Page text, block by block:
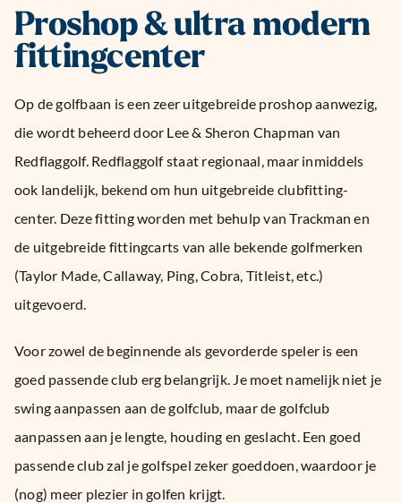
Proshop & ultra modern
fittingcenter
Op de golfbaan is een zeer uitgebreide proshop aanwezig,
die wordt beheerd door Lee & Sheron Chapman van
Redflaggolf. Redflaggolf staat regionaal, maar inmiddels
ook landelijk, bekend om hun uitgebreide clubfitting-
center. Deze fitting worden met behulp van Trackman en
de uitgebreide fittingcarts van alle bekende golfmerken
(Taylor Made, Callaway, Ping, Cobra, Titleist, etc.)
uitgevoerd.
Voor zowel de beginnende als gevorderde speler is een
goed passende club erg belangrijk. Je moet namelijk niet je
swing aanpassen aan de golfclub, maar de golfclub
aanpassen aan je lengte, houding en geslacht. Een goed
passende club zal je golfspel zeker goeddoen, waardoor je
(nog) meer plezier in golfen krijgt.